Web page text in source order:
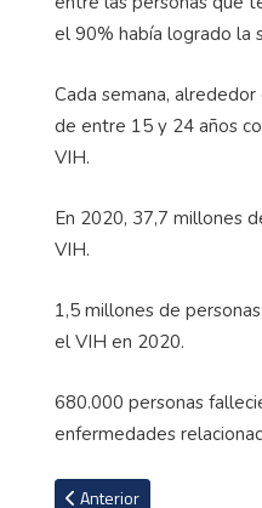
el 90% había logrado la
Cada semana,
de entre 15 y 24 años
VIH.
En 2020, 37,7 millones
VIH.
1,5 millones de
el VIH en 2020.
680.000 personas
enfermedades
Artículo anterior: Ex
Anterior